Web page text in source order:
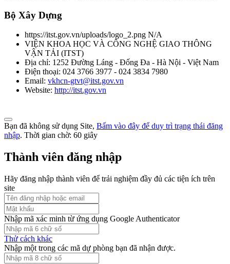
động cơ cháy do nén. Yêu cầu và phương pháp thử trong phê duyệt
kiểu
Thời gian đăng: 07/08/2026
lượt xem: 1043 | lượt tải:0
TCVN 5418-91
Thời gian đăng: 07/08/2026
lượt xem: 1058 | lượt tải:0
TCVN 6566:1999
Phương tiện giao thông đường bộ. ô tô lắp động cơ cháy do nén.
Phương pháp đo khí thải gây ô nhiễm trong thử công nhận kiểu
Thời gian đăng: 07/08/2026
lượt xem: 1069 | lượt tải:0
TCVN 6445:1998
Bộ Xây Dựng
https://itst.gov.vn/uploads/logo_2.png N/A
VIỆN KHOA HỌC VÀ CÔNG NGHỆ GIAO THÔNG
VẬN TẢI (ITST)
Địa chỉ: 1252 Đường Láng - Đống Đa - Hà Nội - Việt Nam
Điện thoại: 024 3766 3977 - 024 3834 7980
Email: vkhcn-gtvt@itst.gov.vn
Website: http://itst.gov.vn
Bạn đã không sử dụng Site, Bấm vào đây để duy trì trạng thái đăng
nhập. Thời gian chờ: 60 giây
Thành viên đăng nhập
Hãy đăng nhập thành viên để trải nghiệm đầy đủ các tiện ích trên
site
Nhập mã xác minh từ ứng dụng Google Authenticator
Thử cách khác
Nhập một trong các mã dự phòng bạn đã nhận được.